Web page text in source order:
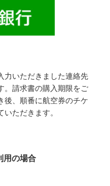
力いただきました連絡先
。請求書の購入期限をご
後、順番に航空券のチケ
ただきます。
用の場合